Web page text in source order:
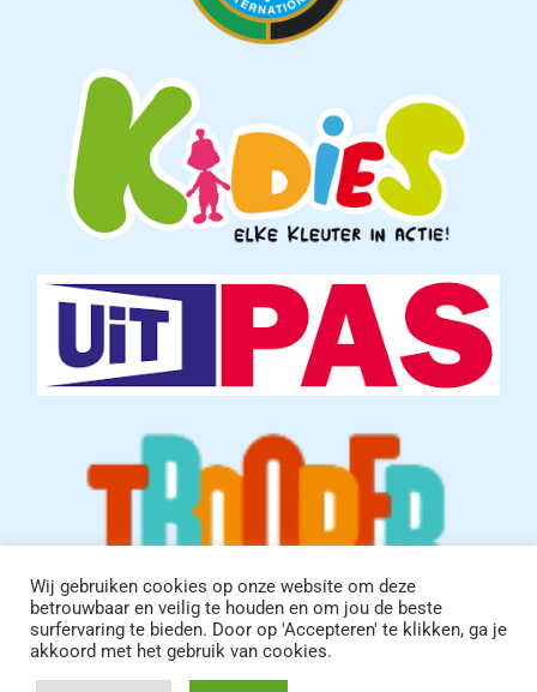
Wij gebruiken cookies op onze website om deze
betrouwbaar en veilig te houden en om jou de beste
surfervaring te bieden. Door op 'Accepteren' te klikken, ga je
akkoord met het gebruik van cookies.